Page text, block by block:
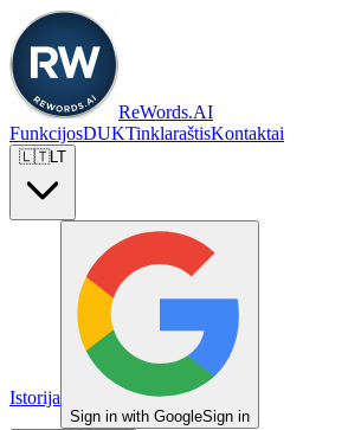
ReWords.AI
FunkcijosDUKTinklaraštisKontaktai
🇱🇹LT
Istorija
Sign in with GoogleSign in